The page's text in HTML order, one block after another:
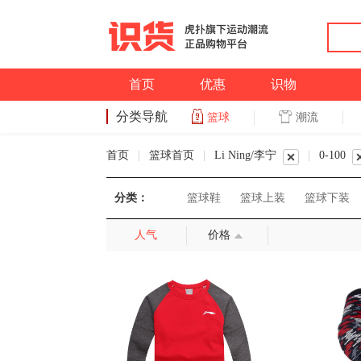
首页 优惠 识物
分类导航 篮球 潮流
首页 篮球首页 Li Ning/李宁 0-100
分类： 篮球鞋 篮球上装 篮球下装
人气 价格